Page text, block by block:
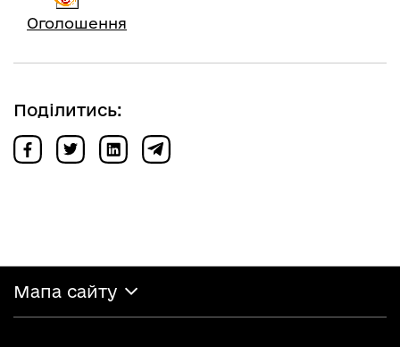
Оголошення
Поділитись:
Мапа сайту